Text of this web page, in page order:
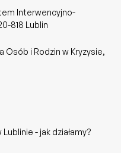
Interwencyjno-
818 Lublin
Osób i Rodzin w Kryzysie,
- jak działamy?